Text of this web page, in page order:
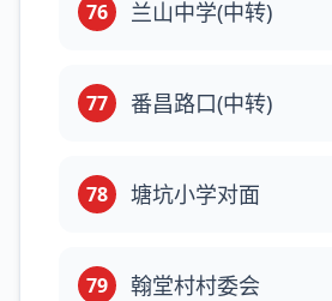
76 兰山中学(中转)
77 番昌路口(中转)
78 塘坑小学对面
79 翰堂村村委会